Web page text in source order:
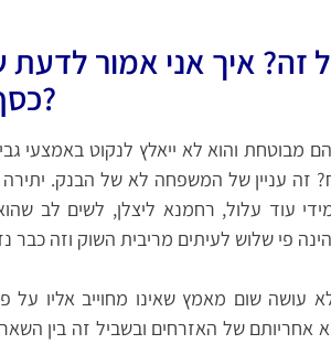
איך אני אמור לדעת
כסף מהבנק?
מבוטחת והוא לא ייאלץ לנקוט באמצעי
זה עניין של המשפחה לא של הבנק.
עוד עלול, רחמנא ליצלן, לשים לב
עושה שום מאמץ שאינו מחוייב אליו על
אחריותם של האזרחים ובשביל זה בין